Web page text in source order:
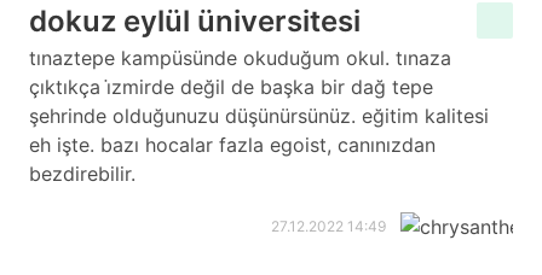
dokuz eylül üniversitesi
tınaztepe kampüsünde okuduğum okul. tınaza
çıktıkça i̇zmirde değil de başka bir dağ tepe
şehrinde olduğunuzu düşünürsünüz. eğitim kalitesi
eh işte. bazı hocalar fazla egoist, canınızdan
bezdirebilir.
27.12.2022 14:49